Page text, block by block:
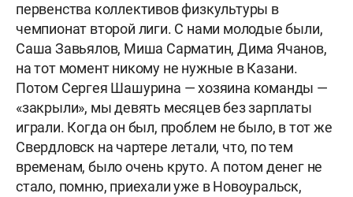
первенства коллективов физкультуры в
чемпионат второй лиги. С нами молодые были,
Саша Завьялов, Миша Сарматин, Дима Ячанов,
на тот момент никому не нужные в Казани.
Потом Сергея Шашурина — хозяина команды —
«закрыли», мы девять месяцев без зарплаты
играли. Когда он был, проблем не было, в тот же
Свердловск на чартере летали, что, по тем
временам, было очень круто. А потом денег не
стало, помню, приехали уже в Новоуральск,